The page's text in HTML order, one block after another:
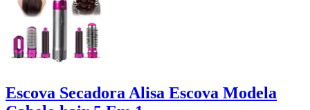
Escova Secadora Alisa Escova Modela